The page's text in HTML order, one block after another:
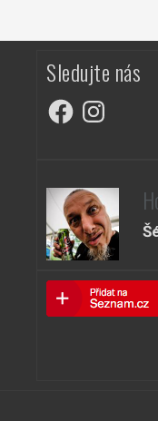
Sledujte nás
FacebookInstagram